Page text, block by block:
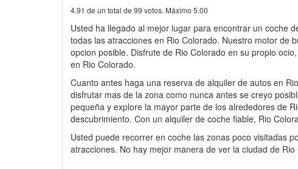
4.91 de un total de 99 votos. Máximo 5.00
Usted ha llegado al mejor lugar para encontrar un coche
todas las atracciones en Rio Colorado. Nuestro motor de
opcion posible. Disfrute de Rio Colorado en su propio
en Rio Colorado.
Cuanto antes haga una reserva de alquiler de autos en
disfrutar mas de la zona como nunca antes se creyo
pequeña y explore la mayor parte de los alrededores de
descubrimiento. Con un alquiler de coche fiable, Rio
Usted puede recorrer en coche las zonas poco visitadas
atracciones. No hay mejor manera de ver la ciudad de